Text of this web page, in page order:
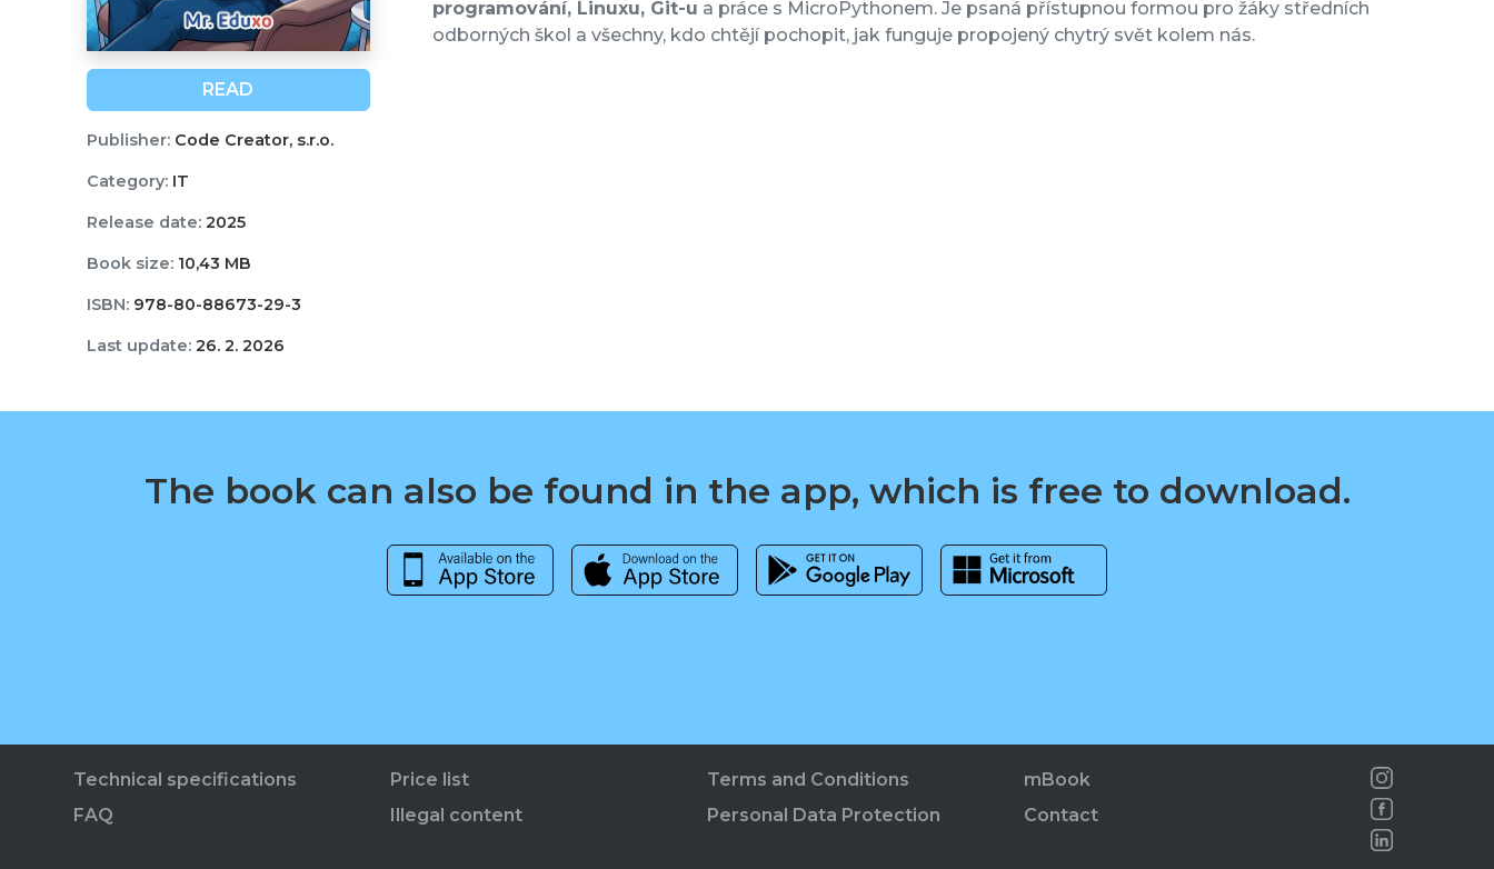
READ
Publisher:Code Creator, s.r.o.
Category:IT
Release date:2025
Book size:10,43 MB
ISBN:978-80-88673-29-3
Last update:26. 2. 2026
programování, Linuxu, Git-u a práce s MicroPythonem. Je psaná přístupnou formou pro žáky středních
odborných škol a všechny, kdo chtějí pochopit, jak funguje propojený chytrý svět kolem nás.
The book can also be found in the app, which is free to download.
Technical specifications
FAQ
Price list
Illegal content
Terms and Conditions
Personal Data Protection
mBook
Contact